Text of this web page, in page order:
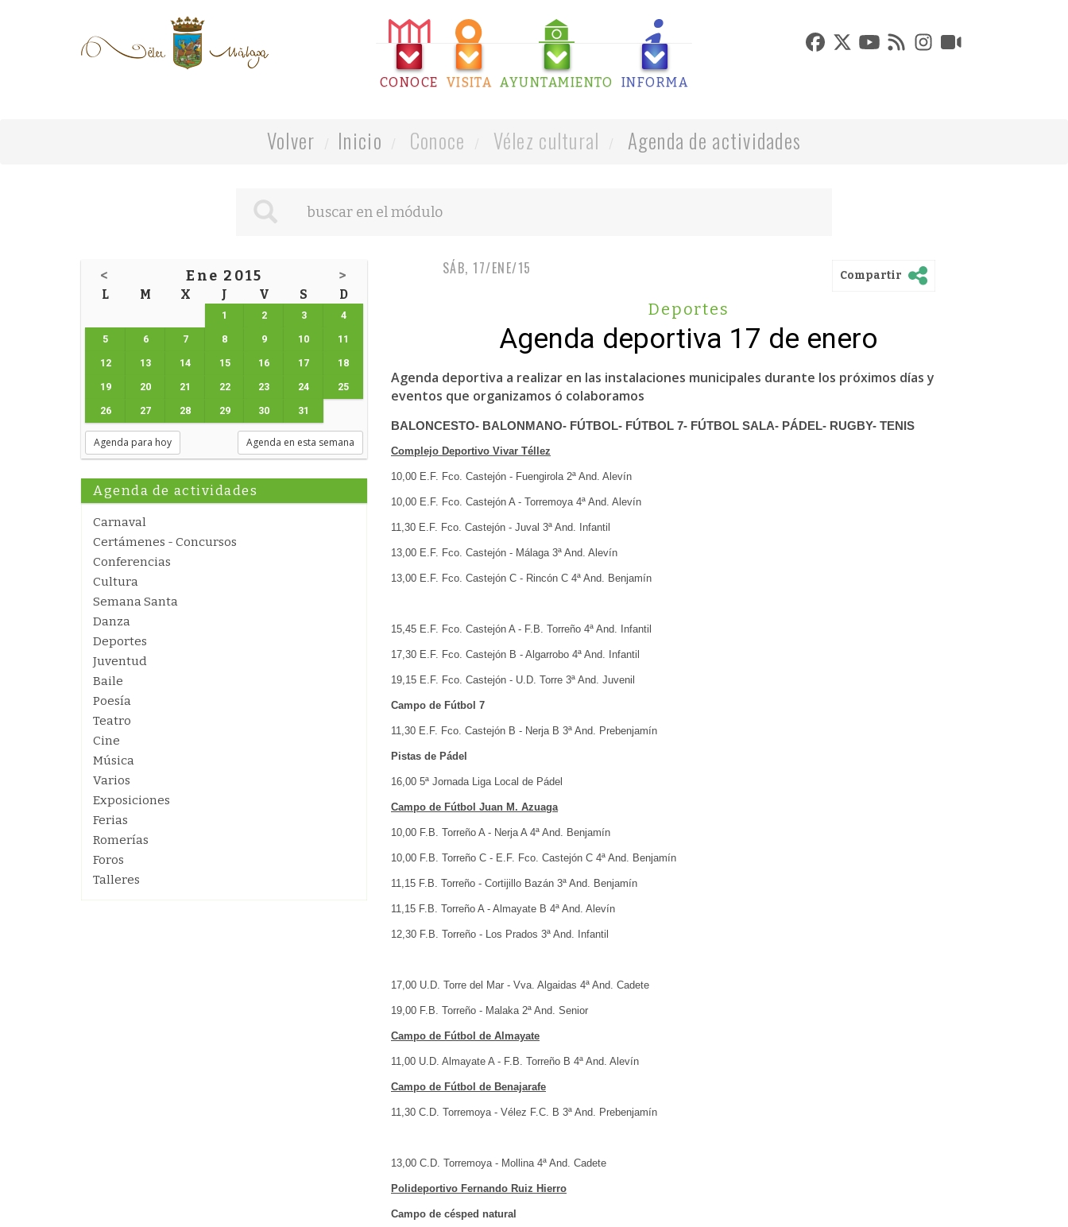
CONOCE VISITA AYUNTAMIENTO INFORMA
Volver Inicio Conoce Vélez cultural Agenda de actividades
< Ene 2015 >
L M X J V S D
1 2 3 4
5 6 7 8 9 10 11
12 13 14 15 16 17 18
19 20 21 22 23 24 25
26 27 28 29 30 31
Agenda para hoy Agenda en esta semana
Agenda de actividades
Carnaval
Certámenes - Concursos
Conferencias
Cultura
Semana Santa
Danza
Deportes
Juventud
Baile
Poesía
Teatro
Cine
Música
Varios
Exposiciones
Ferias
Romerías
Foros
Talleres
SÁB, 17/ENE/15 Compartir
Deportes
Agenda deportiva 17 de enero
Agenda deportiva a realizar en las instalaciones municipales durante los próximos días y
eventos que organizamos ó colaboramos
BALONCESTO- BALONMANO- FÚTBOL- FÚTBOL 7- FÚTBOL SALA- PÁDEL- RUGBY- TENIS
Complejo Deportivo Vivar Téllez
10,00 E.F. Fco. Castejón - Fuengirola 2ª And. Alevín
10,00 E.F. Fco. Castejón A - Torremoya 4ª And. Alevín
11,30 E.F. Fco. Castejón - Juval 3ª And. Infantil
13,00 E.F. Fco. Castejón - Málaga 3ª And. Alevín
13,00 E.F. Fco. Castejón C - Rincón C 4ª And. Benjamín
15,45 E.F. Fco. Castejón A - F.B. Torreño 4ª And. Infantil
17,30 E.F. Fco. Castejón B - Algarrobo 4ª And. Infantil
19,15 E.F. Fco. Castejón - U.D. Torre 3ª And. Juvenil
Campo de Fútbol 7
11,30 E.F. Fco. Castejón B - Nerja B 3ª And. Prebenjamín
Pistas de Pádel
16,00 5ª Jornada Liga Local de Pádel
Campo de Fútbol Juan M. Azuaga
10,00 F.B. Torreño A - Nerja A 4ª And. Benjamín
10,00 F.B. Torreño C - E.F. Fco. Castejón C 4ª And. Benjamín
11,15 F.B. Torreño - Cortijillo Bazán 3ª And. Benjamín
11,15 F.B. Torreño A - Almayate B 4ª And. Alevín
12,30 F.B. Torreño - Los Prados 3ª And. Infantil
17,00 U.D. Torre del Mar - Vva. Algaidas 4ª And. Cadete
19,00 F.B. Torreño - Malaka 2ª And. Senior
Campo de Fútbol de Almayate
11,00 U.D. Almayate A - F.B. Torreño B 4ª And. Alevín
Campo de Fútbol de Benajarafe
11,30 C.D. Torremoya - Vélez F.C. B 3ª And. Prebenjamín
13,00 C.D. Torremoya - Mollina 4ª And. Cadete
Polideportivo Fernando Ruiz Hierro
Campo de césped natural